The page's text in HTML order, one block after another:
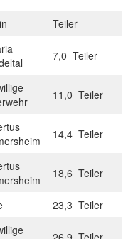
Teiler
7,0 Teiler
11,0 Teiler
14,4 Teiler
18,6 Teiler
23,3 Teiler